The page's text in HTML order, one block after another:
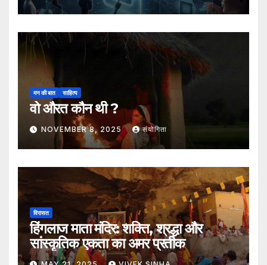
मन की बात साहित्य
वो औरत कौन थी ?
NOVEMBER 8, 2025 संयोगिता
विरासत
हिंगलाज माता मंदिर: शक्ति, श्रद्धा और
सांस्कृतिक एकता का अमर प्रतीक